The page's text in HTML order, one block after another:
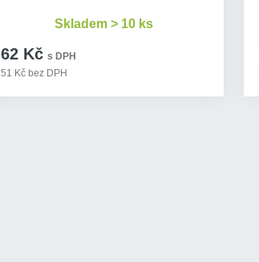
62 Kč s DPH
51 Kč bez DPH
Skladem > 10 ks